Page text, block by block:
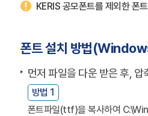
KERIS 공모폰트를 제외한 폰
폰트 설치 방법
먼저 파일을 다운 받은 후, 압
방법 1
폰트파일(ttf)을 복사하여